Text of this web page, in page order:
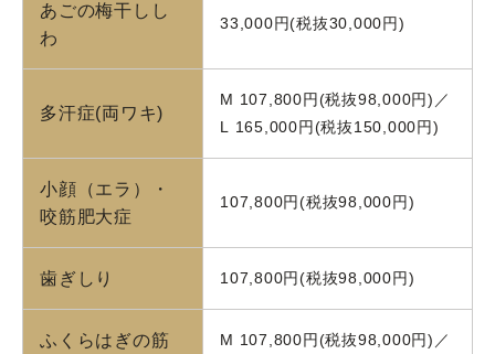
あごの梅干しし
わ
33,000円(税抜30,000円)
多汗症(両ワキ)
M 107,800円(税抜98,000円)／
L 165,000円(税抜150,000円)
小顔（エラ）・
咬筋肥大症
107,800円(税抜98,000円)
歯ぎしり 107,800円(税抜98,000円)
ふくらはぎの筋
M 107,800円(税抜98,000円)／